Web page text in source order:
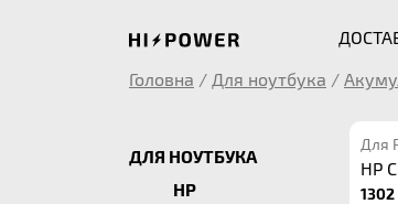
Головна / Для ноутбука /
ДЛЯ НОУТБУКА
HP
Для
HP
1302